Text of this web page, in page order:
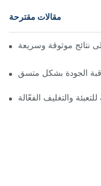
مقالات مقترحة
نتائج موثوقة وسريعة
الجودة بشكل متسق
للتعبئة والتغليف الفعّالة